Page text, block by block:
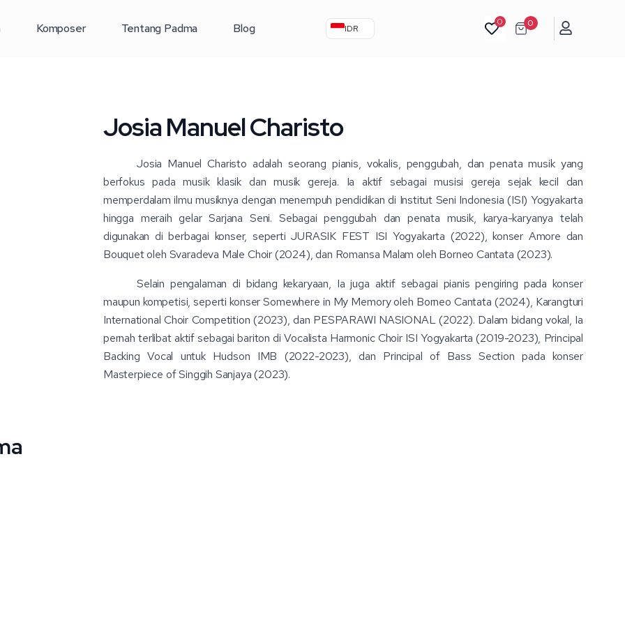
Komposer Tentang Padma Blog IDR
0 0
Josia Manuel Charisto
Josia Manuel Charisto adalah seorang pianis, vokalis, penggubah, dan penata musik yang
berfokus pada musik klasik dan musik gereja. Ia aktif sebagai musisi gereja sejak kecil dan
memperdalam ilmu musiknya dengan menempuh pendidikan di Institut Seni Indonesia (ISI) Yogyakarta
hingga meraih gelar Sarjana Seni. Sebagai penggubah dan penata musik, karya-karyanya telah
digunakan di berbagai konser, seperti JURASIK FEST ISI Yogyakarta (2022), konser Amore dan
Bouquet oleh Svaradeva Male Choir (2024), dan Romansa Malam oleh Borneo Cantata (2023).
Selain pengalaman di bidang kekaryaan, Ia juga aktif sebagai pianis pengiring pada konser
maupun kompetisi, seperti konser Somewhere in My Memory oleh Borneo Cantata (2024), Karangturi
International Choir Competition (2023), dan PESPARAWI NASIONAL (2022). Dalam bidang vokal, Ia
pernah terlibat aktif sebagai bariton di Vocalista Harmonic Choir ISI Yogyakarta (2019-2023), Principal
Backing Vocal untuk Hudson IMB (2022-2023), dan Principal of Bass Section pada konser
Masterpiece of Singgih Sanjaya (2023).